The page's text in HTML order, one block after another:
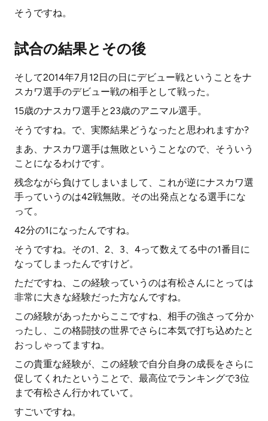
そうですね。
試合の結果とその後
そして2014年7月12日の日にデビュー戦ということをナ
スカワ選手のデビュー戦の相手として戦った。
15歳のナスカワ選手と23歳のアニマル選手。
そうですね。で、実際結果どうなったと思われますか?
まあ、ナスカワ選手は無敗ということなので、そういう
ことになるわけです。
残念ながら負けてしまいまして、これが逆にナスカワ選
手っていうのは42戦無敗。その出発点となる選手にな
って。
42分の1になったんですね。
そうですね。その1、2、3、4って数えてる中の1番目に
なってしまったんですけど。
ただですね、この経験っていうのは有松さんにとっては
非常に大きな経験だった方なんですね。
この経験があったからここですね、相手の強さって分か
ったし、この格闘技の世界でさらに本気で打ち込めたと
おっしゃってますね。
この貴重な経験が、この経験で自分自身の成長をさらに
促してくれたということで、最高位でランキングで3位
まで有松さん行かれていて。
すごいですね。